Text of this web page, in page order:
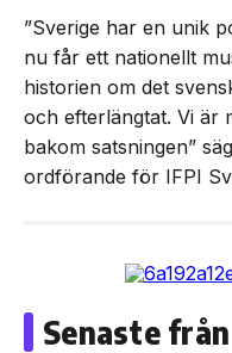
”Sverige har en unik
nu får ett nationellt
historien om det
och efterlängtat. Vi är
bakom satsningen”
ordförande för IFPI
Senaste